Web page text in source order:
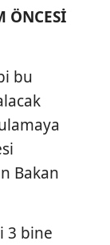
ÖNCESİ
bu
Bakan
3 bine